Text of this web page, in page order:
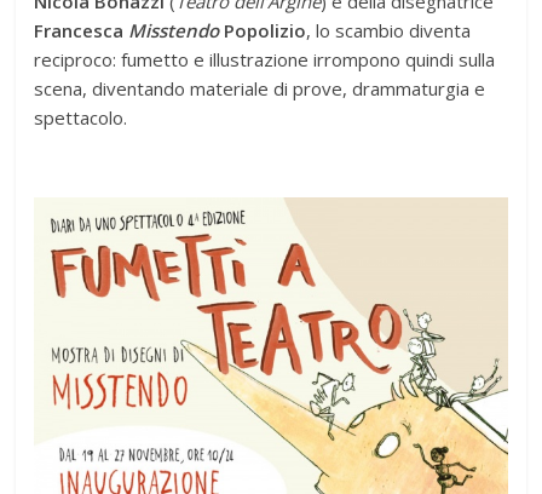
Francesca MisstendoPopolizio, lo scambio diventa
reciproco: fumetto e illustrazione irrompono quindi sulla
scena, diventando materiale di prove, drammaturgia e
spettacolo.